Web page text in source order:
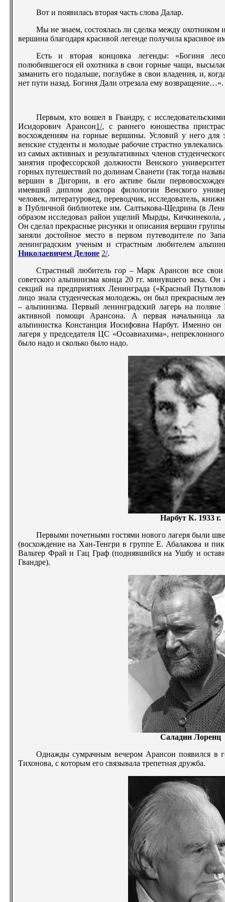
Вот и появилась вторая часть слова Далар.
Мы не знаем, состоялась ли сделка между охотником
вершина благодаря красивой легенде получила красивое
Есть и вторая концовка легенды: «Богиня
полюбившегося ей охотника в свои горные чащи,
заманить его подальше, поглубже в свои владения, и,
нет пути назад. Богиня Дали отрезала ему возвращение…».
Первым, кто вошел в Гвандру, с
Исидорович Арансон1/, с раннего юношества
восхождениям на горные вершины. Условий у него для
венские студенты и молодые рабочие страстно
из самых активных и результативных членов
занятия профессорской должности Венского
горных путешествий по долинам Сванети (так тогда
вершин в Дигории, в его активе были
имевший диплом доктора филологии Венского
человек, литературовед, переводчик, исследователь,
в Публичной библиотеке им. Салтыкова-Щедрина (в
образом исследовал район ущелий Мырды,
Он сделал прекрасные рисунки и описания вершин
заняли достойное место в первом путеводителе по
ленинградским ученым и страстным любителем
Николаевичем Делоне 2/.
Страстный любитель гор – Марк Арансон все
советского альпинизма конца 20 гг. минувшего века. Он
секций на предприятиях Ленинграда («Красный
лицо знала студенческая молодежь, он был прекрасным
– альпинизма. Первый ленинградский лагерь на
активной помощи Арансона. А первая начальница
альпинистка Констанция Иосифовна Нарбут. Именно он
лагеря у председателя ЦС «Осоавиахима»,
было надо и сколько было надо.
Нарбут К. 1933 г.
Первыми почетными гостями нового лагеря были
(восхождение на Хан-Тенгри в группе Е. Абалакова и
Вальтер Фрай и Гац Граф (поднявшийся на Ушбу и
Гвандре).
Саладин Лоренц
Однажды сумрачным вечером Арансон появился в
Тихонова, с которым его связывала трепетная дружба.